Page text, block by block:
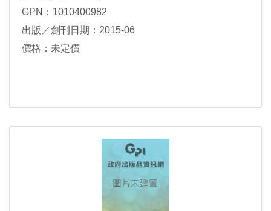
GPN：1010400982
出版／創刊日期：2015-06
價格：未定價